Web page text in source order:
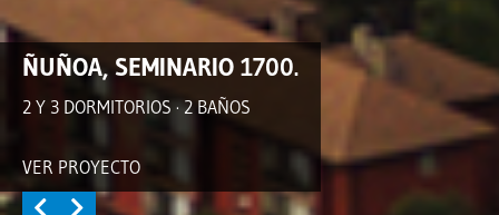
ÑUÑOA, SEMINARIO 1700.
2 Y 3 DORMITORIOS · 2 BAÑOS
VER PROYECTO